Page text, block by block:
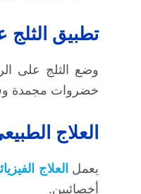
تطبيق الثلج
وضع الثلج على
خضروات مجمدة وقم بوضع الكيس
العلاج
يعمل العلاج
أخصائيين.